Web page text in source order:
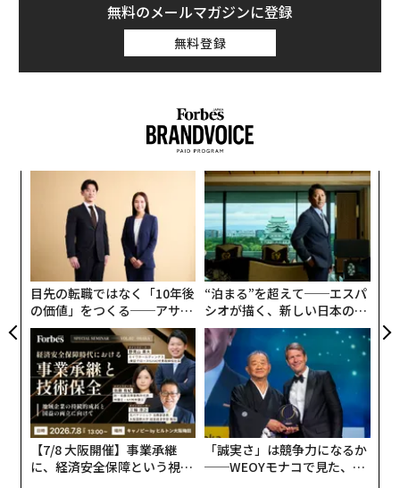
無料のメールマガジンに登録
無料登録
目先の転職ではなく「10年後
の価値」をつくる──アサイ
ンの長期伴走型支援とは
“泊まる”を超えて──エスパ
シオが描く、新しい日本のラ
グジュアリー（前編）
【7/8 大阪開催】事業承継
に、経済安全保障という視点
「誠実さ」は競争力になるか
──WEOYモナコで見た、く